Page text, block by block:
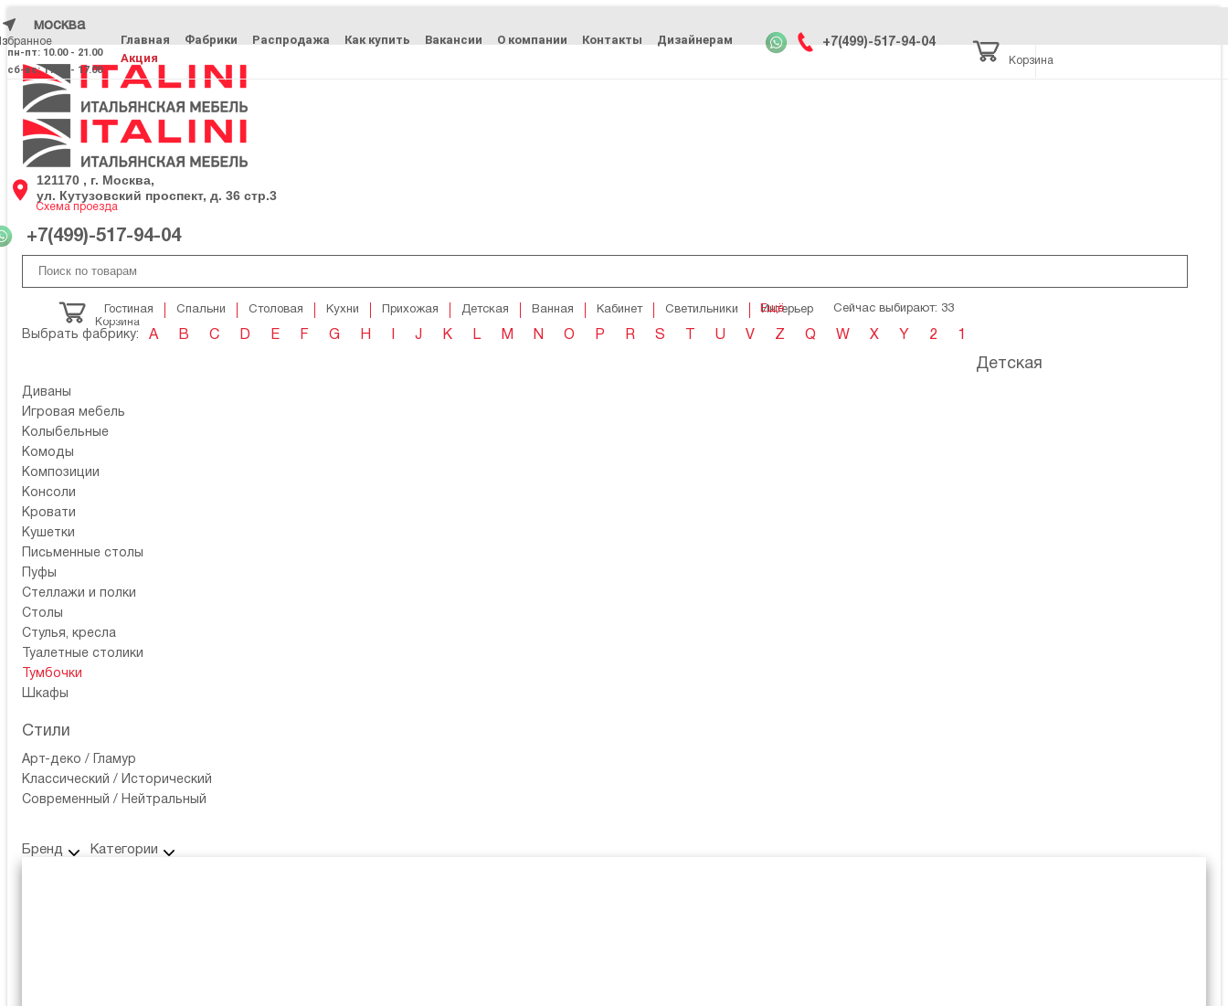
москва
пн-пт: 10.00 - 21.00
сб-вс: 11.00 - 17.00
Главная Фабрики Распродажа Как купить Вакансии О компании Контакты
Дизайнерам
Акция
+7(499)-517-94-04
Корзина
121170 , г. Москва,
ул. Кутузовский проспект, д. 36 стр.3
Схема проезда
+7(499)-517-94-04
Корзина
Ещё
Гостиная Спальни Столовая Кухни Прихожая Детская Ванная Кабинет Светильники Интерьер Сейчас выбирают: 33
Выбрать фабрику: A B C D E F G H J K L M N O P R S U V Z Q W X Y 2 1
Детская
Диваны
Игровая мебель
Колыбельные
Комоды
Композиции
Консоли
Кровати
Кушетки
Письменные столы
Пуфы
Стеллажи и полки
Столы
Стулья, кресла
Туалетные столики
Тумбочки
Шкафы
Стили
Арт-деко / Гламур
Классический / Исторический
Современный / Нейтральный
Бренд Категории